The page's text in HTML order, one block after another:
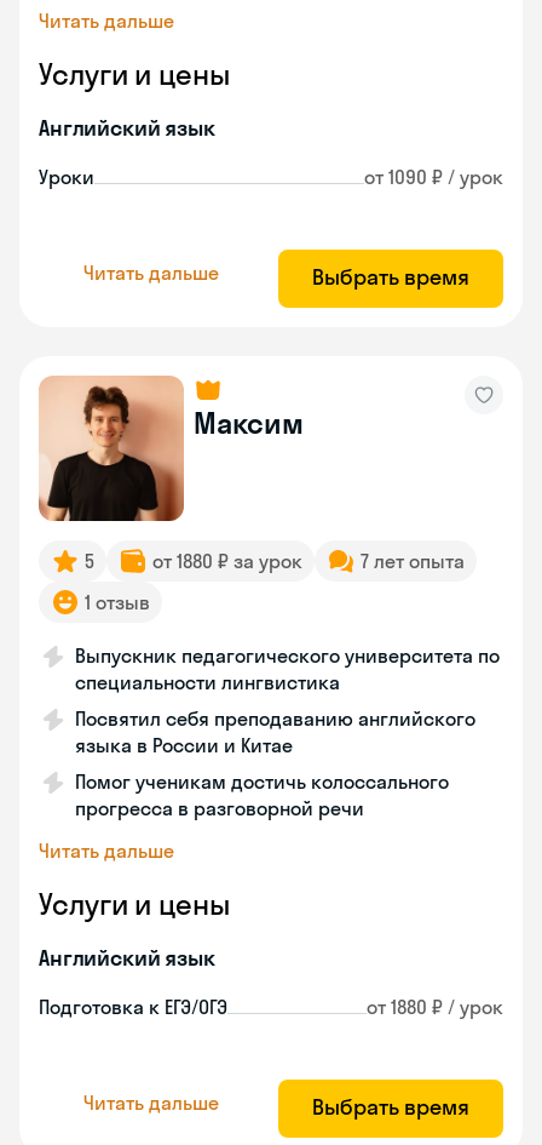
Читать дальше
Услуги и цены
Английский язык
Уроки от 1090 ₽ / урок
Читать дальше Выбрать время
Максим
5 от 1880 ₽ за урок
7 лет опыта
1 отзыв
Выпускник педагогического университета по
специальности лингвистика
Посвятил себя преподаванию английского
языка в России и Китае
Помог ученикам достичь колоссального
прогресса в разговорной речи
Читать дальше
Услуги и цены
Английский язык
Подготовка к ЕГЭ/ОГЭ от 1880 ₽ / урок
Читать дальше Выбрать время